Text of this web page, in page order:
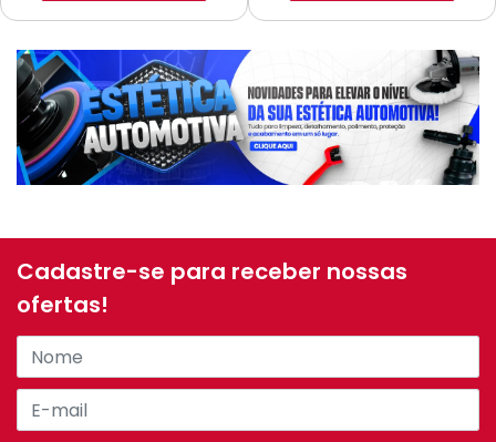
Cadastre-se para receber nossas
ofertas!